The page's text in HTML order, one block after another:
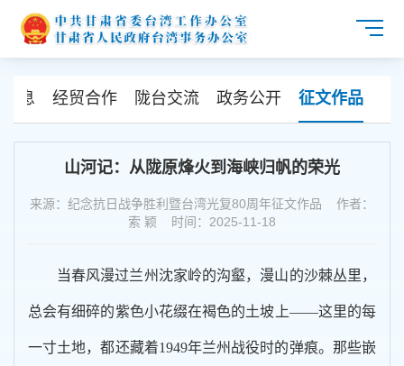
息 经贸合作 陇台交流 政务公开 征文作品
山河记：从陇原烽火到海峡归帆的荣光
来源：纪念抗日战争胜利暨台湾光复80周年征文作品 作者：
索 颖 时间：2025-11-18
当春风漫过兰州沈家岭的沟壑，漫山的沙棘丛里，
总会有细碎的紫色小花缀在褐色的土坡上——这里的每
一寸土地，都还藏着1949年兰州战役时的弹痕。那些嵌